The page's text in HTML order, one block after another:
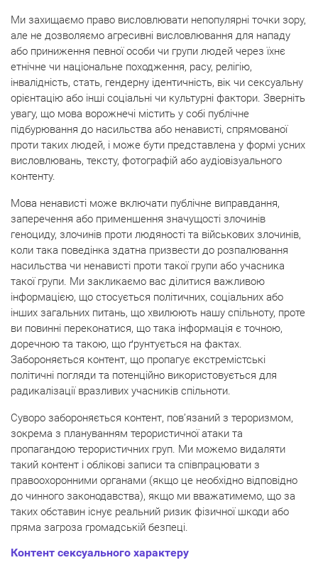
Ми захищаємо право висловлювати непопулярні точки зору,
але не дозволяємо агресивні висловлювання для нападу
або приниження певної особи чи групи людей через їхнє
етнічне чи національне походження, расу, релігію,
інвалідність, стать, гендерну ідентичність, вік чи сексуальну
орієнтацію або інші соціальні чи культурні фактори. Зверніть
увагу, що мова ворожнечі містить у собі публічне
підбурювання до насильства або ненависті, спрямованої
проти таких людей, і може бути представлена у формі усних
висловлювань, тексту, фотографій або аудіовізуального
контенту.
Мова ненависті може включати публічне виправдання,
заперечення або применшення значущості злочинів
геноциду, злочинів проти людяності та військових злочинів,
коли така поведінка здатна призвести до розпалювання
насильства чи ненависті проти такої групи або учасника
такої групи. Ми закликаємо вас ділитися важливою
інформацією, що стосується політичних, соціальних або
інших загальних питань, що хвилюють нашу спільноту, проте
ви повинні переконатися, що така інформація є точною,
доречною та такою, що ґрунтується на фактах.
Забороняється контент, що пропагує екстремістські
політичні погляди та потенційно використовується для
радикалізації вразливих учасників спільноти.
Суворо забороняється контент, пов’язаний з тероризмом,
зокрема з плануванням терористичної атаки та
пропагандою терористичних груп. Ми можемо видаляти
такий контент і облікові записи та співпрацювати з
правоохоронними органами (якщо це необхідно відповідно
до чинного законодавства), якщо ми вважатимемо, що за
таких обставин існує реальний ризик фізичної шкоди або
пряма загроза громадській безпеці.
Контент сексуального характеру